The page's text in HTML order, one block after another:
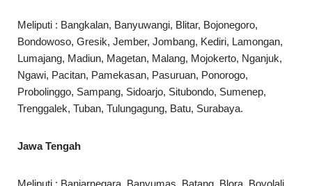
Meliputi : Bangkalan, Banyuwangi, Blitar, Bojonegoro,
Bondowoso, Gresik, Jember, Jombang, Kediri, Lamongan,
Lumajang, Madiun, Magetan, Malang, Mojokerto, Nganjuk,
Ngawi, Pacitan, Pamekasan, Pasuruan, Ponorogo,
Probolinggo, Sampang, Sidoarjo, Situbondo, Sumenep,
Trenggalek, Tuban, Tulungagung, Batu, Surabaya.
Jawa Tengah